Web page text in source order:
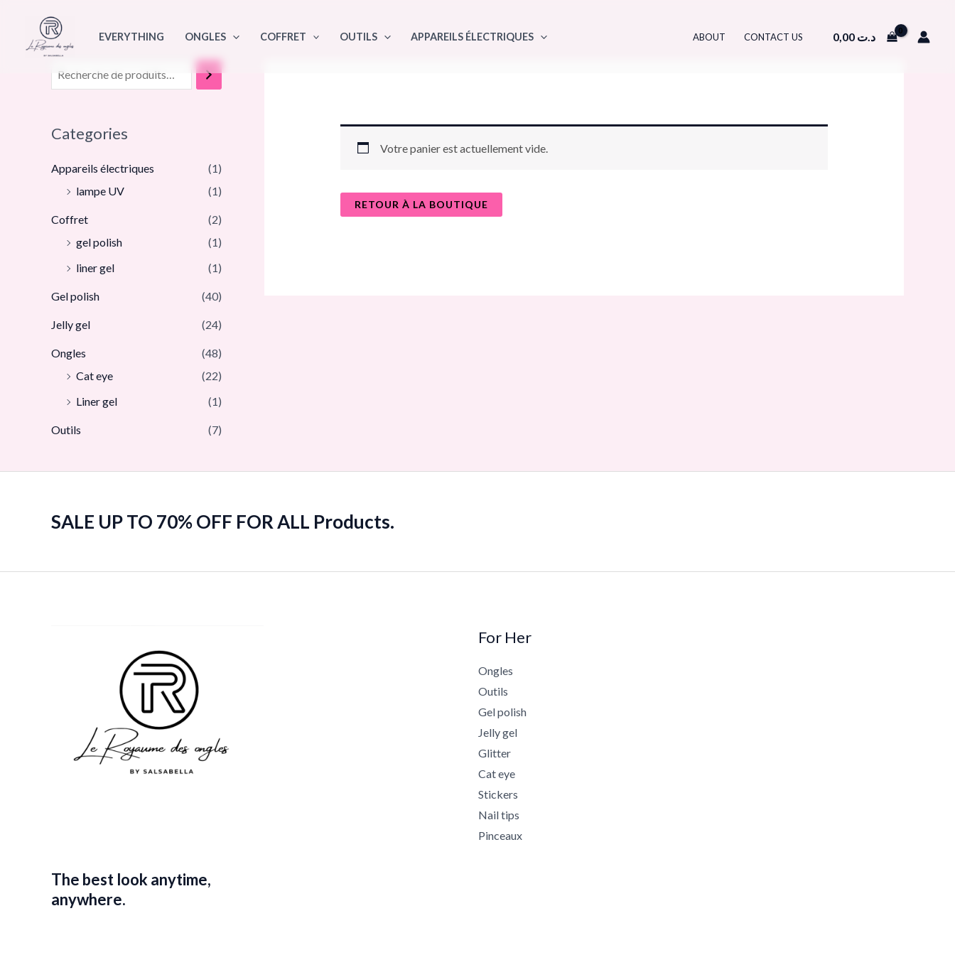
contenu
EVERYTHING ONGLES COFFRET OUTILS APPAREILS ÉLECTRIQUES ABOUT CONTACT US د.ت 0,00
Categories
Appareils électriques
(1)
lampe UV
(1)
Coffret
(2)
gel polish
(1)
liner gel
(1)
Gel polish (40)
Jelly gel (24)
Ongles
(48)
Cat eye
(22)
Liner gel
(1)
Outils (7)
Votre panier est actuellement vide.
RETOUR À LA BOUTIQUE
SALE UP TO 70% OFF FOR ALL Products.
The best look anytime,
anywhere.
For Her
Ongles
Outils
Gel polish
Jelly gel
Glitter
Cat eye
Stickers
Nail tips
Pinceaux